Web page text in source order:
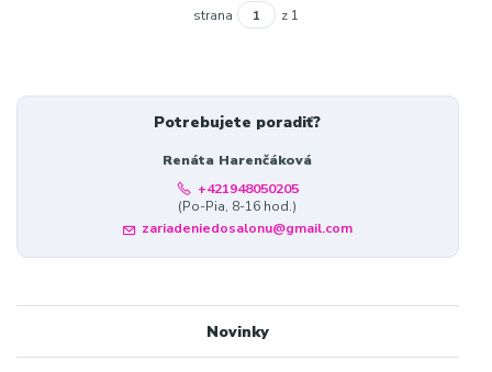
strana z 1
Potrebujete poradiť?
Renáta Harenčáková
+421948050205
(Po-Pia, 8-16 hod.)
zariadeniedosalonu@gmail.com
Novinky